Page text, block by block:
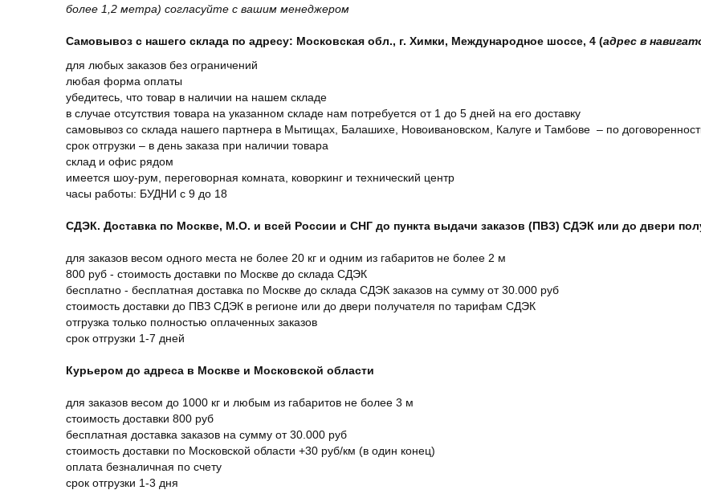
более 1,2 метра) согласуйте с вашим менеджером
Самовывоз с нашего склада по адресу: Московская обл., г. Химки, Международное шоссе, 4 (адрес в
для любых заказов без ограничений
любая форма оплаты
убедитесь, что товар в наличии на нашем складе
в случае отсутствия товара на указанном складе нам потребуется от 1 до 5 дней на его доставку
самовывоз со склада нашего партнера в Мытищах, Балашихе, Новоивановском, Калуге и Тамбове – по
срок отгрузки – в день заказа при наличии товара
склад и офис рядом
имеется шоу-рум, переговорная комната, коворкинг и технический центр
часы работы: БУДНИ с 9 до 18
СДЭК. Доставка по Москве, М.О. и всей России и СНГ до пункта выдачи заказов (ПВЗ) СДЭК или до двери
для заказов весом одного места не более 20 кг и одним из габаритов не более 2 м
800 руб - стоимость доставки по Москве до склада СДЭК
бесплатно - бесплатная доставка по Москве до склада СДЭК заказов на сумму от 30.000 руб
стоимость доставки до ПВЗ СДЭК в регионе или до двери получателя по тарифам СДЭК
отгрузка только полностью оплаченных заказов
срок отгрузки 1-7 дней
Курьером до адреса в Москве и Московской области
для заказов весом до 1000 кг и любым из габаритов не более 3 м
стоимость доставки 800 руб
бесплатная доставка заказов на сумму от 30.000 руб
стоимость доставки по Московской области +30 руб/км (в один конец)
оплата безналичная по счету
срок отгрузки 1-3 дня